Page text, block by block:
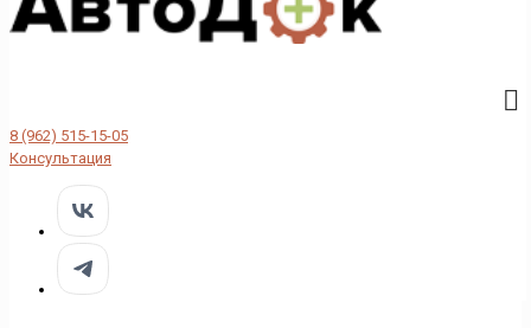
8 (962) 515-15-05
Консультация